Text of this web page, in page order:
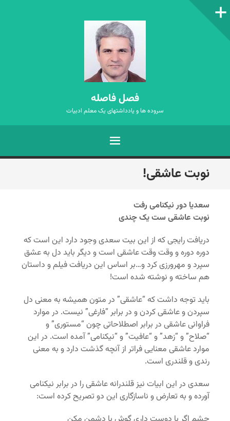
ستون‌کناری
فصل فاصله
سروده ها و یادداشتهای یک معلم ادبیات
فهرست
رفتن
به
نوبت عاشقی!
سعدیا دور نیکنامی رفت
نوبت عاشقی ست یک چندی
دریافت رایجی که از این بیت سعدی وجود دارد این است که
دوره دوره و وقت وقت عاشقی است و دیگر باید دل به عشق
سپرد و مهرورزی کرد و…بر اساس این دریافت فیلم و داستان
هم ساخته و نوشته شده است!
باید توجه داشت که “عاشقی” در متون همیشه به معنی دل
سپردن و عاشقی کردن و در برابر “فارغی” نیست. در موارد
فراوانی عاشقی در برابر اصطلاحاتی چون “مستوری” و
“صلاح” و “زهد” و “عافیت” و “نیکنامی” آمده است. در این
موارد عاشقی معنایی فراتر از آنچه گذشت دارد و به معنی
رندی و قلندری است.
سعدی در این ابیات نیز قلندرانه عاشقی را در برابر نیکنامی
آورده و به تعارض و ناسازگاری این دو تصریح کرده است: